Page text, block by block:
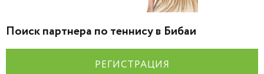
Поиск партнера по теннису в Бибаи
РЕГИСТРАЦИЯ